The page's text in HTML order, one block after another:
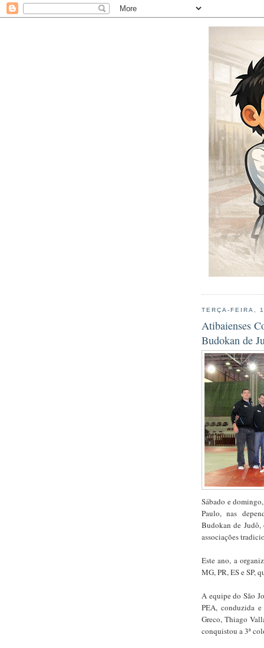
TERÇA-FEIRA,
Atibaienses
Budokan de
Sábado e
Paulo, nas
Budokan de
associações
Este ano, a
MG, PR, ES e SP,
A equipe do São
PEA, conduzida
Greco, Thiago
conquistou a 3ª